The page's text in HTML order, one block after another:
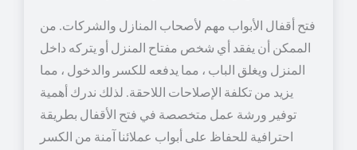
فتح أقفال الأبواب مهم لأصحاب المنازل والشركات. من
الممكن أن يفقد أي شخص مفتاح المنزل أو يتركه داخل
المنزل ويغلق الباب ، مما يدفعه للكسر والدخول ، مما
يزيد من تكلفة الإصلاحات اللاحقة. لذلك ندرك أهمية
توفير ورشة عمل متخصصة في فتح الأقفال بطريقة
احترافية للحفاظ على أبواب عملائنا آمنة من الكسر